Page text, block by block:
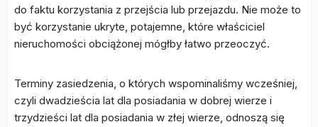
do faktu korzystania z przejścia lub przejazdu. Nie może to
być korzystanie ukryte, potajemne, które właściciel
nieruchomości obciążonej mógłby łatwo przeoczyć.
Terminy zasiedzenia, o których wspominaliśmy wcześniej,
czyli dwadzieścia lat dla posiadania w dobrej wierze i
trzydzieści lat dla posiadania w złej wierze, odnoszą się